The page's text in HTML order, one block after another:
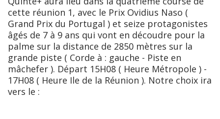
cette réunion 1, avec le Prix Ovidius Naso (
Grand Prix du Portugal ) et seize protagonistes
âgés de 7 à 9 ans qui vont en découdre pour la
palme sur la distance de 2850 mètres sur la
grande piste ( Corde à : gauche - Piste en
mâchefer ). Départ 15H08 ( Heure Métropole ) -
17H08 ( Heure Ile de la Réunion ). Notre choix ira
vers le :